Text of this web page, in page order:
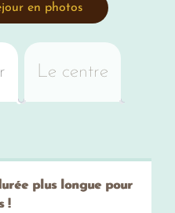
en photos
Le centre
plus longue pour
!